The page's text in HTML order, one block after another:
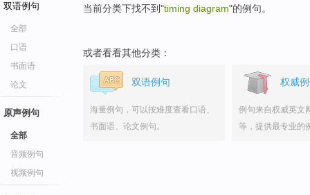
双语例句
全部
口语
书面语
论文
原声例句
全部
音频例句
视频例句
当前分类下找不到"timing diagram"的例句。
或者看看其他分类：
双语例句
海量例句，可以按难度查看口语、
书面语、论文例句。
权威
例句来自权威英文
等，提供最专业的